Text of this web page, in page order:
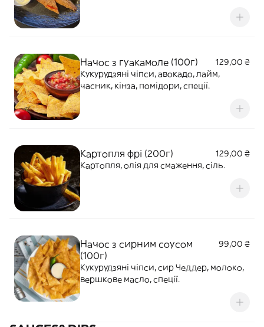
Начос з гуакамоле (100г)
129,00 ₴
Кукурудзяні чіпси, авокадо, лайм,
часник, кінза, помідори, спеції.
Картопля фрі (200г)
129,00 ₴
Картопля, олія для смаження, сіль.
Начос з сирним соусом
(100г)
99,00 ₴
Кукурудзяні чіпси, сир Чеддер, молоко,
вершкове масло, спеції.